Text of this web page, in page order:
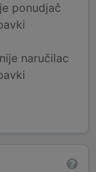
ponudjač
naručilac